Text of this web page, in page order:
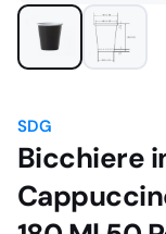
SDG
Bicchiere